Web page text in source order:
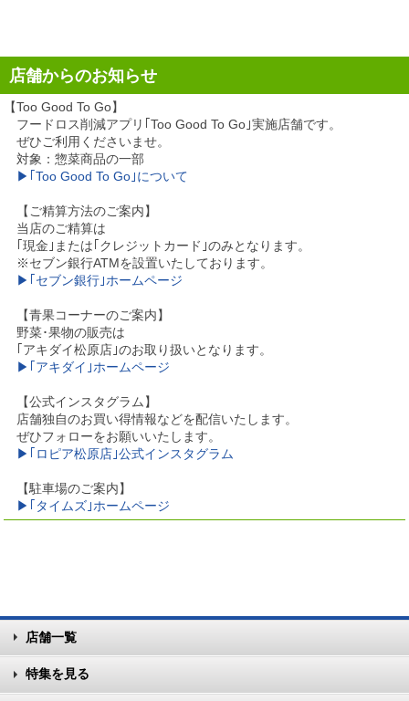
店舗からのお知らせ
【Too Good To Go】
フードロス削減アプリ｢Too Good To Go｣実施店舗です。
ぜひご利用くださいませ。
対象：惣菜商品の一部
▶｢Too Good To Go｣について
【ご精算方法のご案内】
当店のご精算は
｢現金｣または｢クレジットカード｣のみとなります。
※セブン銀行ATMを設置いたしております。
▶｢セブン銀行｣ホームページ
【青果コーナーのご案内】
野菜･果物の販売は
｢アキダイ松原店｣のお取り扱いとなります。
▶｢アキダイ｣ホームページ
【公式インスタグラム】
店舗独自のお買い得情報などを配信いたします。
ぜひフォローをお願いいたします。
▶｢ロピア松原店｣公式インスタグラム
【駐車場のご案内】
▶｢タイムズ｣ホームページ
店舗一覧
特集を見る